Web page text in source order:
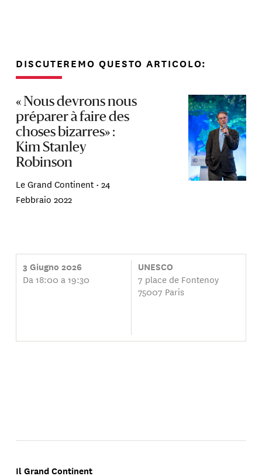
DISCUTEREMO QUESTO ARTICOLO:
« Nous devrons nous
préparer à faire des
choses bizarres» :
Kim Stanley
Robinson
Le Grand Continent •24
Febbraio 2022
3 Giugno 2026
Da 18:00 a 19:30
UNESCO
7 place de Fontenoy
75007 Paris
Il Grand Continent